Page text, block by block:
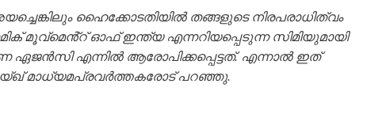
ഹൈക്കോടതിയില്‍ തങ്ങളുടെ നിരപരാധിത്വം
മൂവ്മെൻ്റ് ഓഫ് ഇന്ത്യ എന്നറിയപ്പെടുന്ന സിമിയുമായി
എന്നില്‍ ആരോപിക്കപ്പെട്ടത്. എന്നാല്‍ ഇത്
മാധ്യമപ്രവര്‍ത്തകരോട് പറഞ്ഞു.